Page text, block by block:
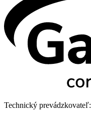
Technický prevádzkovateľ: